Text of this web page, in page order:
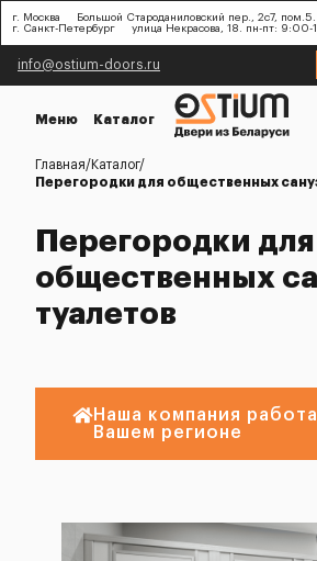
г. Москва
Большой Староданиловский пер., 2с7,
г. Санкт-Петербург
улица Некрасова, 18. пн-пт: 9:00-
info@ostium-doors.ru
Меню Каталог
Главная
Каталог
Перегородки для общественных
Перегородки для
общественных
туалетов
Наша компания
Вашем регионе